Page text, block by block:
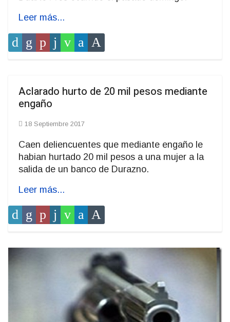
Leer más...
Aclarado hurto de 20 mil pesos mediante
engaño
18 Septiembre 2017
Caen deliencuentes que mediante engaño le
habian hurtado 20 mil pesos a una mujer a la
salida de un banco de Durazno.
Leer más...